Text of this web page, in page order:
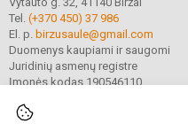
Tel. (+370 450) 37 986
El. p. birzusaule@gmail.com
Duomenys kaupiami ir saugomi
Juridinių asmenų registre
Įmonės kodas 190546110